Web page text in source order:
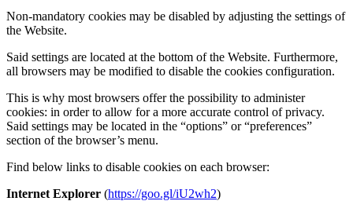
Non-mandatory cookies may be disabled by adjusting the settings of
the Website.
Said settings are located at the bottom of the Website. Furthermore,
all browsers may be modified to disable the cookies configuration.
This is why most browsers offer the possibility to administer
cookies: in order to allow for a more accurate control of privacy.
Said settings may be located in the “options” or “preferences”
section of the browser’s menu.
Find below links to disable cookies on each browser:
Internet Explorer (https://goo.gl/iU2wh2)